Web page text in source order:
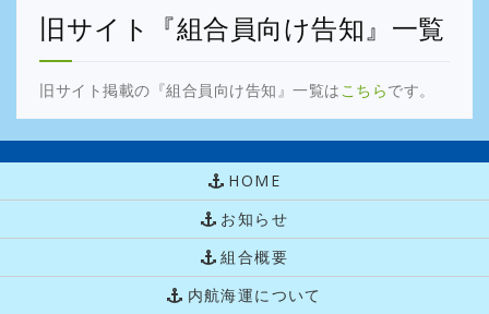
旧サイト『組合員向け告知』一覧
旧サイト掲載の『組合員向け告知』一覧はこちらです。
HOME
お知らせ
組合概要
内航海運について